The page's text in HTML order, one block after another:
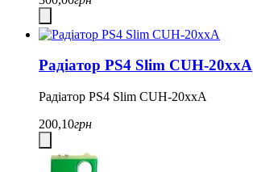
Радіатор PS4 Slim CUH-20xxA
Радіатор PS4 Slim CUH-20xxA
200,10грн